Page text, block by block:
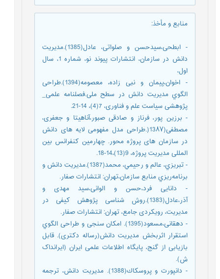
منابع و مأخذ:
- ابطحی،سیدحسن و صلواتی، عادل(1385).مدیریت
دانش در سازمان، انتشارات پیوند نو، شماره 1، سال
اول،
- اخوان،پیمان و نبی زاده، معصومه(1394).طراحی
الگوي مدیریت دانش در سطح ملی.فصلنامه علمی_
پژوهشی سیاست علم و فناوری، 7(4)، 14-21.
- برزین پور، فرناز و صادقی صبور،آناهیتا و جعفری،
مصطفی(13۸۷(.طراحی مدل مفهومی لایه های دانش
در سازمان های پروژه محور. چهارمین کنفرانس بین
المللی مدیریت پروژه، 9(13)،14-18.
- تبريزي، عالم و رحيمي، محمد(1387).مديريت دانش و
برنامه‌ريزي منابع سازمان،تهران: انتشارات صفار.
- دانایی فرد،حسن و الوانی،سید مهدی و
آذر،عادل(1383).روش شناسی پژوهش کیفی در
مدیریت، رویکردی جامع، تهران: انتشارات صفار.
- دهقانی،مسعود(1395). امکان سنجی و طراحی الگوي
استقرار اثربخش مدیریت دانش(رساله دکتری). قابل
بازیابی از گنج، پایگاه اطلاعات علمی ایران (ایرانداک
ش).
- دانپورت و پروسكاك(1388). مديريت دانش، ترجمه